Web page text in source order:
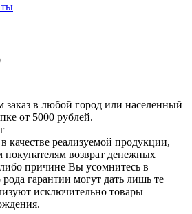
в любой город или населенный
от 5000 рублей.
качестве реализуемой продукции,
возврат денежных
причине Вы усомнитесь в
рода гарантии могут дать лишь те
исключительно товары